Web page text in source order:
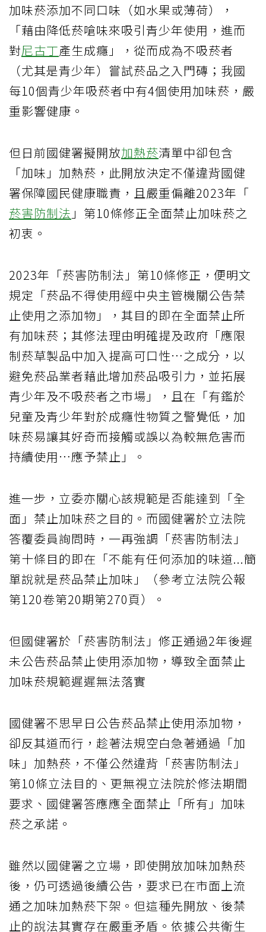
加味菸添加不同口味（如水果或薄荷），
「藉由降低菸嗆味來吸引青少年使用，進而
對尼古丁產生成癮」，從而成為不吸菸者
（尤其是青少年）嘗試菸品之入門磚；我國
每10個青少年吸菸者中有4個使用加味菸，嚴
重影響健康。
但日前國健署擬開放加熱菸清單中卻包含
「加味」加熱菸，此開放決定不僅違背國健
署保障國民健康職責，且嚴重偏離2023年「
菸害防制法 」第10條修正全面禁止加味菸之
初衷。
2023年「菸害防制法」第10條修正，便明文
規定「菸品不得使用經中央主管機關公告禁
止使用之添加物」，其目的即在全面禁止所
有加味菸；其修法理由明確提及政府「應限
制菸草製品中加入提高可口性…之成分，以
避免菸品業者藉此增加菸品吸引力，並拓展
青少年及不吸菸者之市場」，且在「有鑑於
兒童及青少年對於成癮性物質之警覺低，加
味菸易讓其好奇而接觸或誤以為較無危害而
持續使用…應予禁止」。
進一步，立委亦關心該規範是否能達到「全
面」禁止加味菸之目的。而國健署於立法院
答覆委員詢問時，一再強調「菸害防制法」
第十條目的即在「不能有任何添加的味道...簡
單說就是菸品禁止加味」（參考立法院公報
第120卷第20期第270頁）。
但國健署於「菸害防制法」修正通過2年後遲
未公告菸品禁止使用添加物，導致全面禁止
加味菸規範遲遲無法落實
國健署不思早日公告菸品禁止使用添加物，
卻反其道而行，趁著法規空白急著通過「加
味」加熱菸，不僅公然違背「菸害防制法」
第10條立法目的、更無視立法院於修法期間
要求、國健署答應應全面禁止「所有」加味
菸之承諾。
雖然以國健署之立場，即使開放加味加熱菸
後，仍可透過後續公告，要求已在市面上流
通之加味加熱菸下架。但這種先開放、後禁
止的說法其實存在嚴重矛盾。依據公共衛生